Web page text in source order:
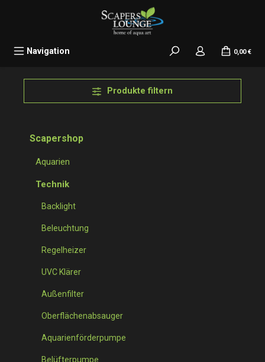
Navigation 0,00 €
Produkte filtern
Scapershop
Aquarien
Technik
Backlight
Beleuchtung
Regelheizer
UVC Klärer
Außenfilter
Oberflächenabsauger
Aquarienförderpumpe
Belüfterpumpe